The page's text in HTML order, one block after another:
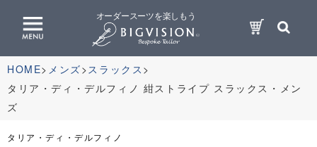
オーダースーツを楽しもう
HOME メンズ スラックス
タリア・ディ・デルフィノ 紺ストライプ スラックス・メン
ズ
タリア・ディ・デルフィノ